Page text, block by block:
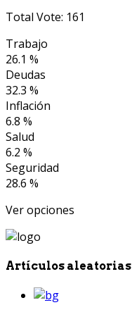
Total Vote: 161
Trabajo
26.1 %
Deudas
32.3 %
Inflación
6.8 %
Salud
6.2 %
Seguridad
28.6 %
Ver opciones
Artículos aleatorias